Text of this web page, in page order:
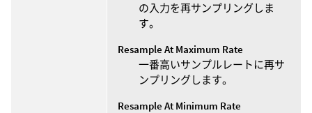
の入力を再サンプリングしま
す。
Resample At Maximum Rate
一番高いサンプルレートに再サ
ンプリングします。
Resample At Minimum Rate